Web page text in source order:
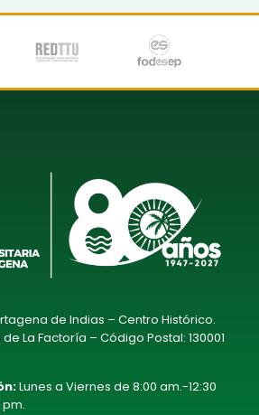
de Indias – Centro Histórico.
La Factoría – Código Postal: 130001
Lunes a Viernes de 8:00 am.-12:30
pm.